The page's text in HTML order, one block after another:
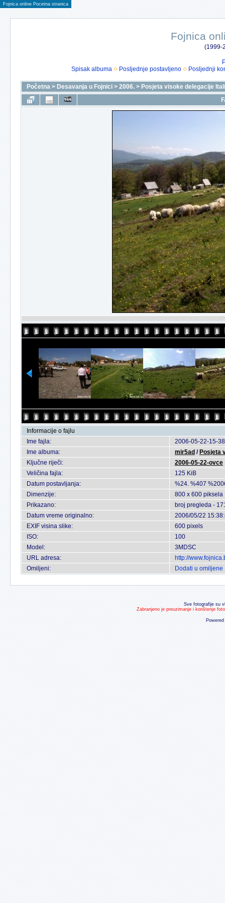
Fojnica online Pocetna stranica
Fojnica
(1999-
Spisak albuma
Posljednje postavljeno Posljednji
Početna > Desavanja u Fojnici > 2006. > Posjeta visoke delegacije
Informacije o fajlu
Ime fajla:
2006-05-22-15-
Ime albuma:
mir5ad / Posjeta
Ključne riječi:
2006-05-22-ovce
Veličina fajla:
125 KiB
Datum postavljanja:
%24. %407
Dimenzije:
800 x 600 piksela
Prikazano:
broj pregleda -
Datum vreme originalno:
2006/05/22
EXIF visina slike:
600 pixels
ISO:
100
Model:
3MDSC
URL adresa:
http://
Omiljeni:
Dodati u omiljene
Sve fotografije su
Zabranjeno je preuzimanje i korištenje